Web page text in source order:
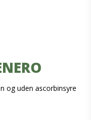
og uden ascorbinsyre